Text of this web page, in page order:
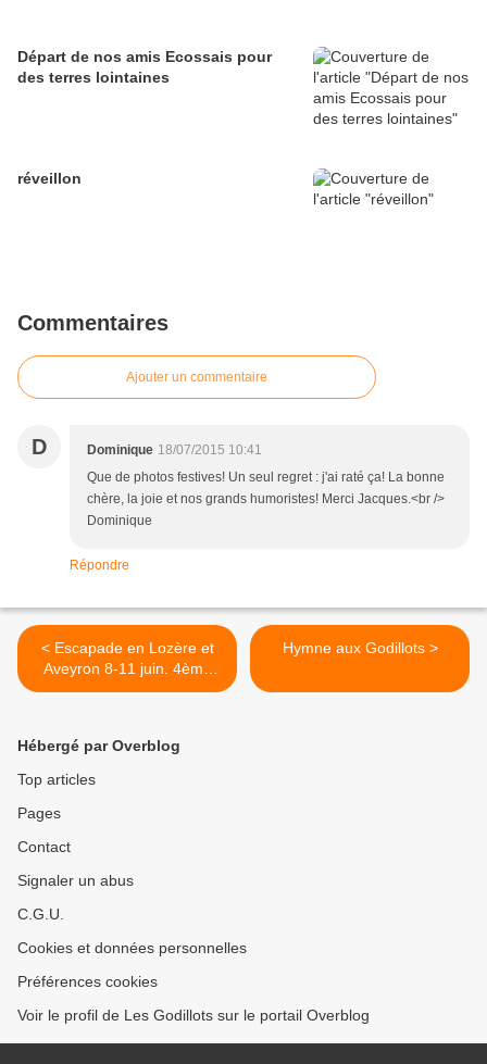
Départ de nos amis Ecossais pour
des terres lointaines
réveillon
Commentaires
Ajouter un commentaire
D Dominique 18/07/2015 10:41
Que de photos festives! Un seul regret : j'ai raté ça! La bonne
chère, la joie et nos grands humoristes! Merci Jacques.<br />
Dominique
Répondre
< Escapade en Lozère et
Aveyron 8-11 juin. 4ème
jour.
Hymne aux Godillots >
Hébergé par Overblog
Top articles
Pages
Contact
Signaler un abus
C.G.U.
Cookies et données personnelles
Préférences cookies
Voir le profil de Les Godillots sur le portail Overblog